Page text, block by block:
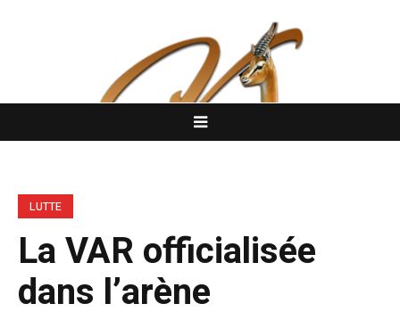
LUTTE
La VAR officialisée
dans l’arène